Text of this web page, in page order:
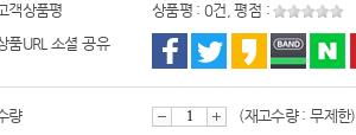
객상품평
상품평 : 0건, 평점 :
품URL 소셜 공유
량
(재고수량 : 무제한)